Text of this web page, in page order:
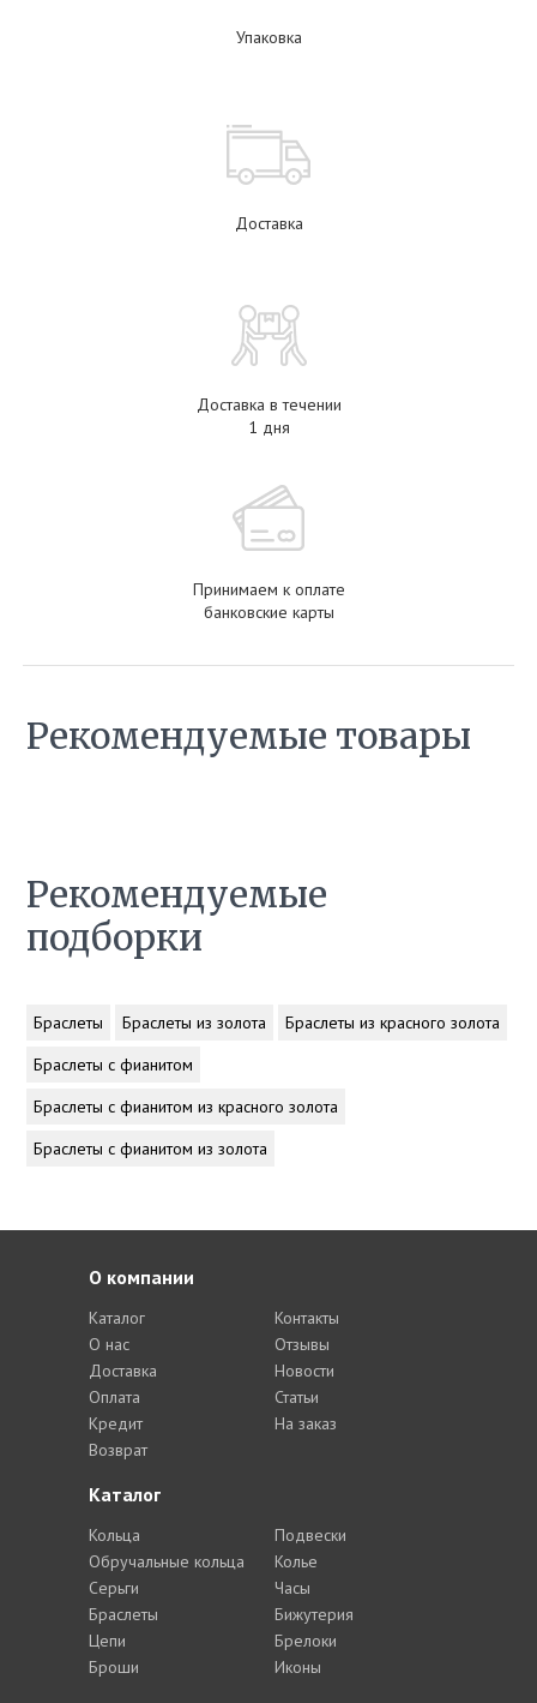
Упаковка
Доставка
Доставка в течении
1 дня
Принимаем к оплате
банковские карты
Рекомендуемые товары
Рекомендуемые
подборки
Браслеты Браслеты из золота
Браслеты из красного золота
Браслеты с фианитом
Браслеты с фианитом из красного золота
Браслеты с фианитом из золота
Каталог
Кольца
Обручальные кольца
Серьги
Браслеты
Цепи
Броши
Подвески
Колье
Часы
Бижутерия
Брелоки
Иконы
О компании
Каталог
О нас
Доставка
Оплата
Кредит
Возврат
Контакты
Отзывы
Новости
Статьи
На заказ